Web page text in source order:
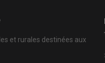
et rurales destinées aux